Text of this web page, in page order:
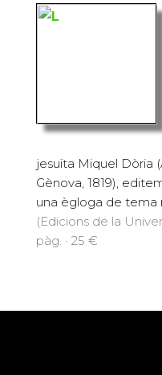
jesuïta Miquel Dòria
Gènova, 1819),
una ègloga de tema
(Edicions de la
pàg. · 25 €